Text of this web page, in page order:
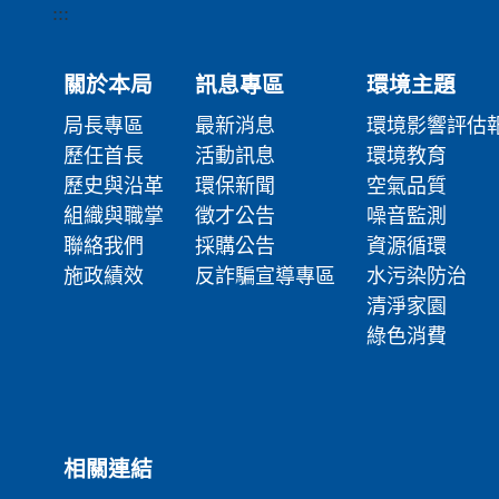
:::
關於本局
局長專區
歷任首長
歷史與沿革
組織與職掌
聯絡我們
施政績效
訊息專區
最新消息
活動訊息
環保新聞
徵才公告
採購公告
反詐騙宣導專區
環境主題
環境影響評估
環境教育
空氣品質
噪音監測
資源循環
水污染防治
清淨家園
綠色消費
相關連結